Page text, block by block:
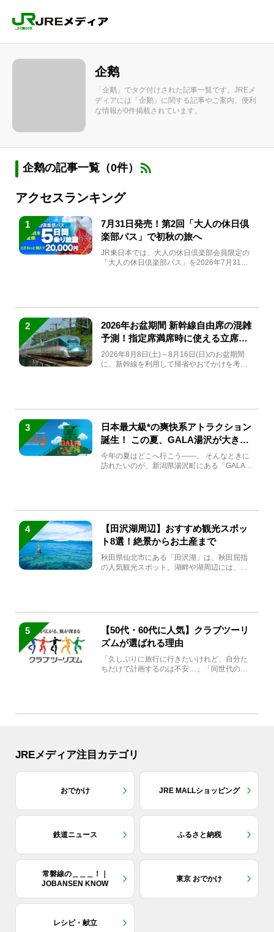
企鹅
「企鹅」でタグ付けされた記事一覧です。JREメ
ディアには「企鹅」に関する記事やご案内、便利
な情報が0件掲載されています。
企鹅の記事一覧（0件）
アクセスランキング
1
7月31日発売！第2回「大人の休日倶
楽部パス」で初秋の旅へ
JR東日本では、大人の休日倶楽部会員限定の
「大人の休日倶楽部パス」を2026年7月31日
2
2026年お盆期間 新幹線自由席の混雑
予測！指定席満席時に使える立席特
急券も解説
2026年8月8日(土)～8月16日(日)のお盆期間
に、新幹線を利用して帰省やおでかけを考え
3
日本最大級*の爽快系アトラクション
誕生！ この夏、GALA湯沢が大きく
生まれ変わる
今年の夏はどこへ行こう――。 そんなときに
訪れたいのが、新潟県湯沢町にある「GALA湯
4
【田沢湖周辺】おすすめ観光スポッ
ト8選！絶景からお土産まで
秋田県仙北市にある「田沢湖」は、秋田屈指
の人気観光スポット。湖畔や湖周辺には、田
5
【50代・60代に人気】クラブツーリ
ズムが選ばれる理由
「久しぶりに旅行に行きたいけれど、自分た
ちだけで計画するのは不安…」「同世代の方
JREメディア注目カテゴリ
おでかけ JRE MALLショッピング
鉄道ニュース ふるさと納税
常磐線の＿＿＿！｜
JOBANSEN KNOW
東京 おでかけ
レシピ・献立